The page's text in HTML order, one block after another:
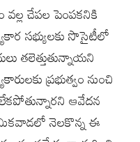
వల్ల చేపల పెంపకనికి
సభ్యులకు సొసైటీలో
తలెత్తుతున్నాయని
ప్రభుత్వం నుంచి
ఆవేదన
నెలకొన్న ఈ